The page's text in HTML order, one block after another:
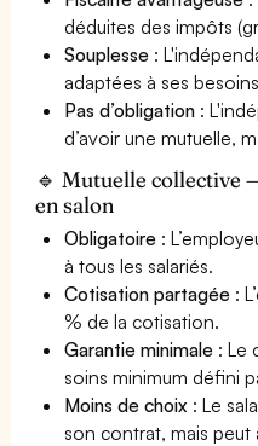
déduites des impôts
Souplesse :
adaptées à ses
Pas d’obligation :
d’avoir une mutuelle,
🔹 Mutuelle collective
en salon
Obligatoire :
à tous les salariés.
Cotisation partagée :
% de la cotisation.
Garantie minimale : Le
soins minimum défini
Moins de choix : Le
son contrat, mais peut